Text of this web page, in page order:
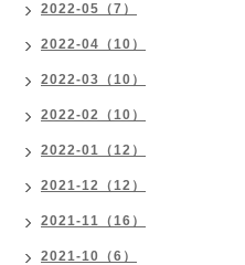
2022-05（7）
2022-04（10）
2022-03（10）
2022-02（10）
2022-01（12）
2021-12（12）
2021-11（16）
2021-10（6）